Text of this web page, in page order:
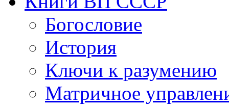
Богословие
История
Ключи к разумению
Матричное